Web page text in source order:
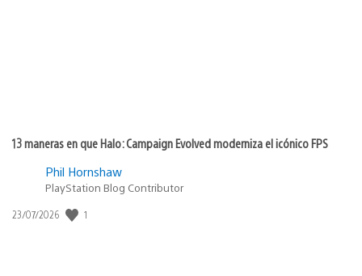
13 maneras en que Halo: Campaign Evolved moderniza el icónico FPS
Phil Hornshaw
PlayStation Blog Contributor
Fecha
23/07/2026 1